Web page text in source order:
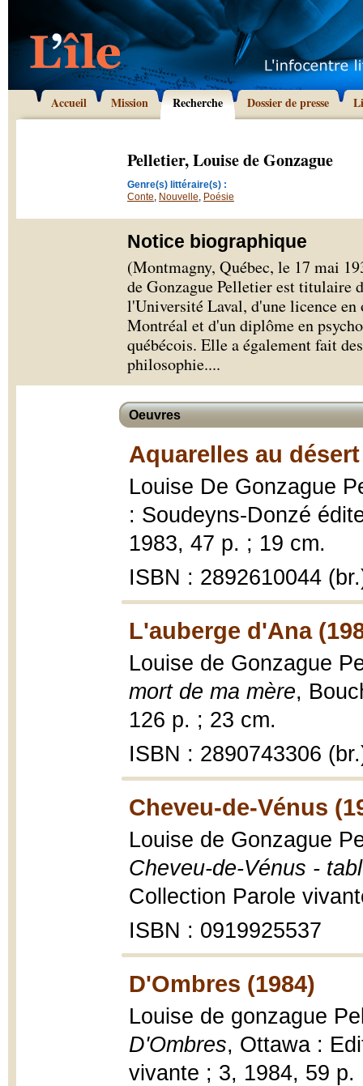
Accueil Mission Recherche Dossier de presse
Pelletier, Louise de Gonzague
Genre(s) littéraire(s) :
Conte, Nouvelle, Poésie
Notice biographique
(Montmagny, Québec, le 17 mai
de Gonzague Pelletier est titulaire
l'Université Laval, d'une licence
Montréal et d'un diplôme en
québécois. Elle a également fait
philosophie....
Oeuvres
Aquarelles au désert
Louise De Gonzague
: Soudeyns-Donzé
1983, 47 p. ; 19 cm.
ISBN : 2892610044
L'auberge d'Ana
Louise de Gonzague
mort de ma mère,
126 p. ; 23 cm.
ISBN : 2890743306
Cheveu-de-Vénus
Louise de Gonzague
Cheveu-de-Vénus -
Collection Parole
ISBN : 0919925537
D'Ombres (1984)
Louise de gonzague
D'Ombres, Ottawa :
vivante ; 3, 1984, 59 p.